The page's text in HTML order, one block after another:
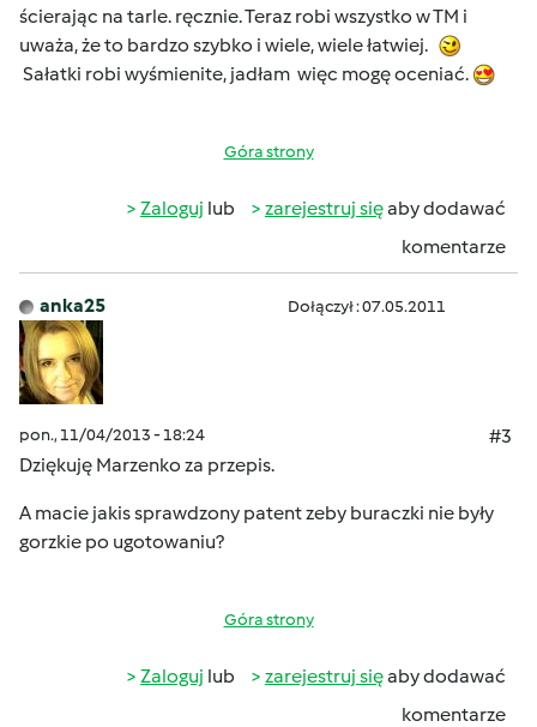
ścierając na tarle. ręcznie. Teraz robi wszystko w TM i
uważa, że to bardzo szybko i wiele, wiele łatwiej.
Sałatki robi wyśmienite, jadłam więc mogę oceniać.
Góra strony
Zaloguj lub zarejestruj sięaby dodawać
komentarze
anka25 Dołączył : 07.05.2011
pon., 11/04/2013 - 18:24
#3
Dziękuję Marzenko za przepis.
A macie jakis sprawdzony patent zeby buraczki nie były
gorzkie po ugotowaniu?
Góra strony
Zaloguj lub zarejestruj sięaby dodawać
komentarze